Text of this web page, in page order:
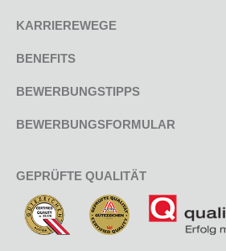
KARRIEREWEGE
BENEFITS
BEWERBUNGSTIPPS
BEWERBUNGSFORMULAR
GEPRÜFTE QUALITÄT